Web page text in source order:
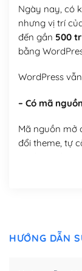
Ngày nay, có
nhưng vị trí
đến gần 500
bằng
WordPress
– Có mã
Mã nguồn mở
đổi theme, tự
nó theo ý
Có thể tùy biến
HƯỚNG DẪN